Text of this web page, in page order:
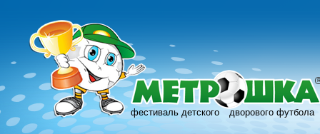
фестиваль детского дворового футбола
R